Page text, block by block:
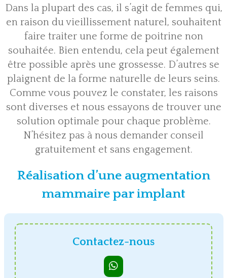
Dans la plupart des cas, il s’agit de femmes qui,
en raison du vieillissement naturel, souhaitent
faire traiter une forme de poitrine non
souhaitée. Bien entendu, cela peut également
être possible après une grossesse. D’autres se
plaignent de la forme naturelle de leurs seins.
Comme vous pouvez le constater, les raisons
sont diverses et nous essayons de trouver une
solution optimale pour chaque problème.
N’hésitez pas à nous demander conseil
gratuitement et sans engagement.
Réalisation d’une augmentation
mammaire par implant
Contactez-nous